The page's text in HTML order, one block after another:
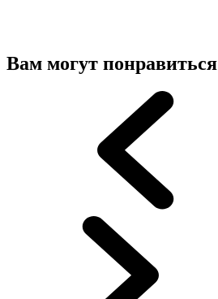
Вам могут понравиться